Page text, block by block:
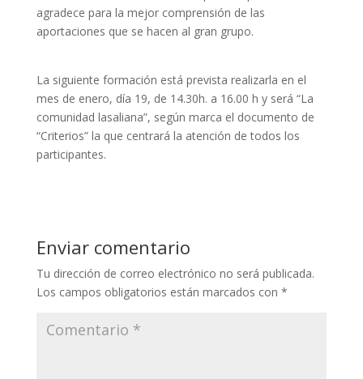
agradece para la mejor comprensión de las
aportaciones que se hacen al gran grupo.
La siguiente formación está prevista realizarla en el
mes de enero, día 19, de 14.30h. a 16.00 h y será “La
comunidad lasaliana”, según marca el documento de
“Criterios” la que centrará la atención de todos los
participantes.
Enviar comentario
Tu dirección de correo electrónico no será publicada.
Los campos obligatorios están marcados con *